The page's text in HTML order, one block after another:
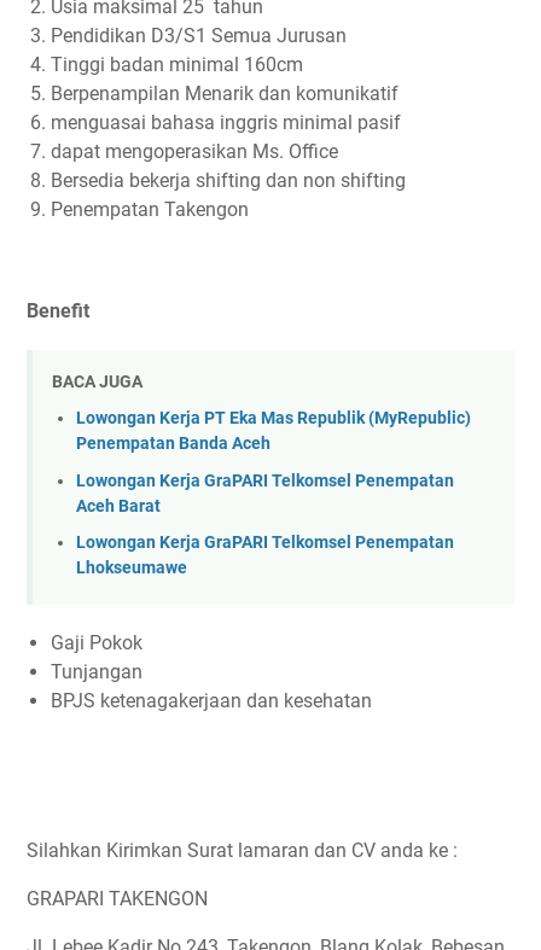
Usia maksimal 25 tahun
Pendidikan D3/S1 Semua Jurusan
Tinggi badan minimal 160cm
Berpenampilan Menarik dan komunikatif
menguasai bahasa inggris minimal pasif
dapat mengoperasikan Ms. Office
Bersedia bekerja shifting dan non shifting
Penempatan Takengon
Benefit
BACA JUGA
Lowongan Kerja PT Eka Mas Republik (MyRepublic)
Penempatan Banda Aceh
Lowongan Kerja GraPARI Telkomsel Penempatan
Aceh Barat
Lowongan Kerja GraPARI Telkomsel Penempatan
Lhokseumawe
Gaji Pokok
Tunjangan
BPJS ketenagakerjaan dan kesehatan
Silahkan Kirimkan Surat lamaran dan CV anda ke :
GRAPARI TAKENGON